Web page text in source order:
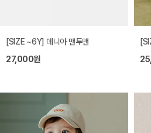
[SIZE ~6Y] 데니아 맨투맨
27,000원